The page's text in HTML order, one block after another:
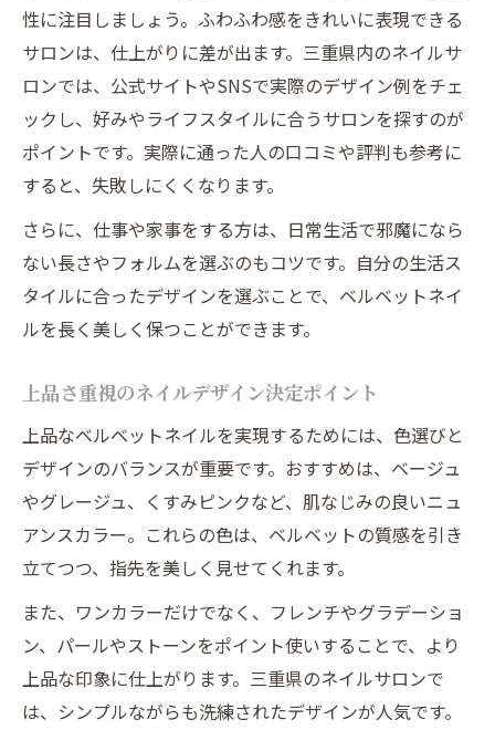
性に注目しましょう。ふわふわ感をきれいに表現できる
サロンは、仕上がりに差が出ます。三重県内のネイルサ
ロンでは、公式サイトやSNSで実際のデザイン例をチェ
ックし、好みやライフスタイルに合うサロンを探すのが
ポイントです。実際に通った人の口コミや評判も参考に
すると、失敗しにくくなります。
さらに、仕事や家事をする方は、日常生活で邪魔になら
ない長さやフォルムを選ぶのもコツです。自分の生活ス
タイルに合ったデザインを選ぶことで、ベルベットネイ
ルを長く美しく保つことができます。
上品さ重視のネイルデザイン決定ポイント
上品なベルベットネイルを実現するためには、色選びと
デザインのバランスが重要です。おすすめは、ベージュ
やグレージュ、くすみピンクなど、肌なじみの良いニュ
アンスカラー。これらの色は、ベルベットの質感を引き
立てつつ、指先を美しく見せてくれます。
また、ワンカラーだけでなく、フレンチやグラデーショ
ン、パールやストーンをポイント使いすることで、より
上品な印象に仕上がります。三重県のネイルサロンで
は、シンプルながらも洗練されたデザインが人気です。